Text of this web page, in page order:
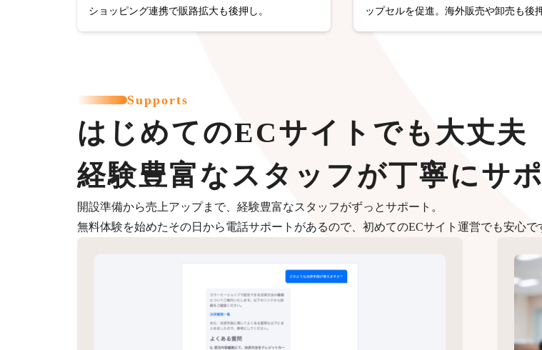
ショッピング連携で販路拡大も後押し。
ップセルを促進。海外販売や卸売も後
Supports
はじめてのECサイトでも大丈夫
経験豊富なスタッフが丁寧にサ
開設準備から売上アップまで、経験豊富なスタッフがずっとサポート。
無料体験を始めたその日から電話サポートがあるので、初めてのECサイト運営でも安心で